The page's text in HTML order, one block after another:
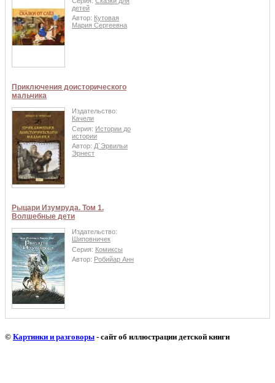
детей
Автор: Кутовая
Мария Сергеевна
Приключения доисторического
мальчика
Издательство:
Качели
Серия: Истории до
истории
Автор: Д`Эрвильи
Эрнест
Рыцари Изумруда. Том 1.
Волшебные дети
Издательство:
Шиповничек
Серия: Комиксы
Автор: Робийар Анн
© Картинки и разговоры - сайт об иллюстрации детской книги